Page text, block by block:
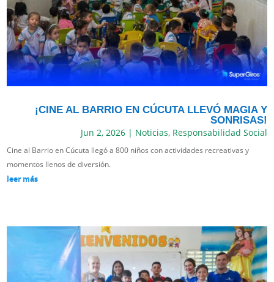
¡CINE AL BARRIO EN CÚCUTA LLEVÓ MAGIA Y
SONRISAS!
Jun 2, 2026| Noticias, Responsabilidad Social
Cine al Barrio en Cúcuta llegó a 800 niños con actividades recreativas y
momentos llenos de diversión.
leer más